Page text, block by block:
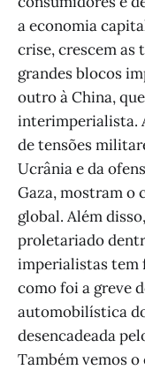
a economia
crise, crescem as
grandes blocos
outro à China,
interimperialista.
de tensões
Ucrânia e da
Gaza, mostram o
global. Além
proletariado
imperialistas tem
como foi a greve
automobilística
desencadeada
Também vemos